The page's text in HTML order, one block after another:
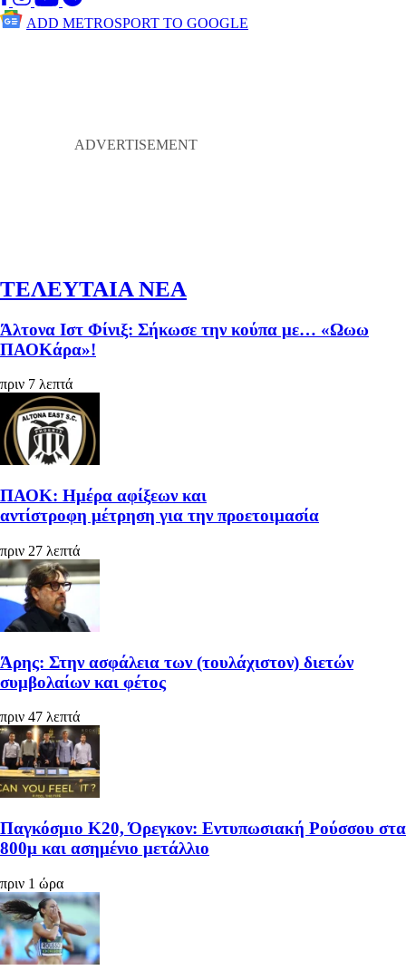
ADD METROSPORT TO GOOGLE
ΤΕΛΕΥΤΑΙΑ ΝΕΑ
Άλτονα Ιστ Φίνιξ: Σήκωσε την κούπα με… «Ωωω
ΠΑΟΚάρα»!
πριν 7 λεπτά
ΠΑΟΚ: Ημέρα αφίξεων και
αντίστροφη μέτρηση για την προετοιμασία
πριν 27 λεπτά
Άρης: Στην ασφάλεια των (τουλάχιστον) διετών
συμβολαίων και φέτος
πριν 47 λεπτά
Παγκόσμιο Κ20, Όρεγκον: Εντυπωσιακή Ρούσσου στα
800μ και ασημένιο μετάλλιο
πριν 1 ώρα